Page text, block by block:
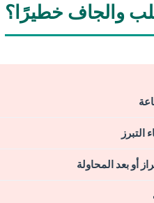
والجاف خطيرًا؟
التبرز
أو بعد المحاولة